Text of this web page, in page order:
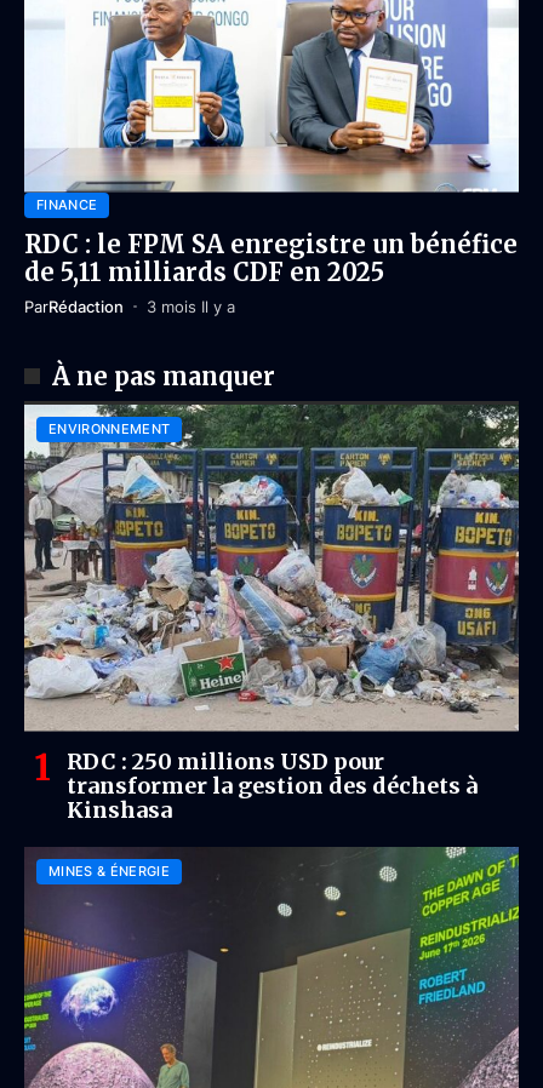
FINANCE
RDC : le FPM SA enregistre un bénéfice
de 5,11 milliards CDF en 2025
ParRédaction 3 mois Il y a
À ne pas manquer
ENVIRONNEMENT
RDC : 250 millions USD pour
transformer la gestion des déchets à
Kinshasa
MINES & ÉNERGIE